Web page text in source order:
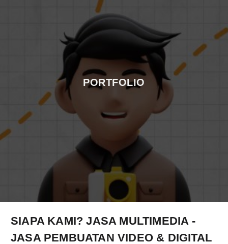
PORTFOLIO
SIAPA KAMI? JASA MULTIMEDIA -
JASA PEMBUATAN VIDEO & DIGITAL